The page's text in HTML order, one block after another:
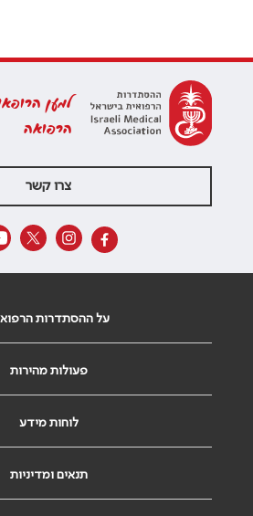
למען
הרפואה
צרו קשר
על ההסתדרות
פעולות מהירות
לוחות מידע
תנאים ומדיניות